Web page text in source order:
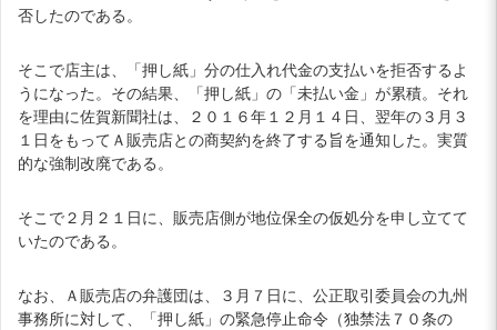
否したのである。
そこで店主は、「押し紙」分の仕入れ代金の支払いを拒否するよ
うになった。その結果、「押し紙」の「未払い金」が累積。それ
を理由に佐賀新聞社は、２０１６年１２月１４日、翌年の３月３
１日をもってＡ販売店との商契約を終了する旨を通知した。実質
的な強制改廃である。
そこで２月２１日に、販売店側が地位保全の仮処分を申し立てて
いたのである。
なお、Ａ販売店の弁護団は、３月７日に、公正取引委員会の九州
事務所に対して、「押し紙」の緊急停止命令（独禁法７０条の